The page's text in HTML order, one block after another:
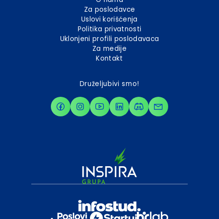
Za poslodavce
Uslovi korišćenja
Politika privatnosti
Uklonjeni profili poslodavaca
Za medije
Kontakt
Druželjubivi smo!